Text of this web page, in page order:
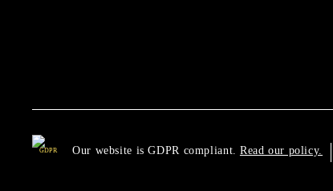
GDPR Our website is GDPR compliant. Read our policy.